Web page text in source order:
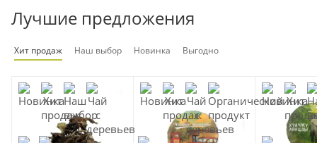
Лучшие предложения
Хит продаж Наш выбор Новинка Выгодно